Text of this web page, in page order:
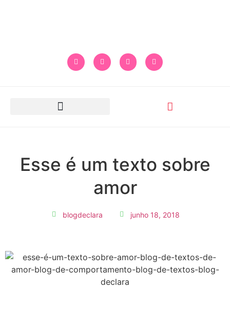
Esse é um texto sobre
amor
blogdeclara junho 18, 2018